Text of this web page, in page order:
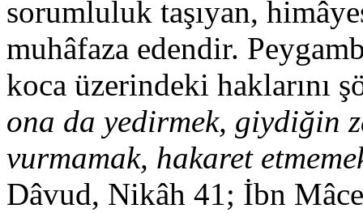
sorumluluk taşıyan,
muhâfaza edendir.
koca üzerindeki haklarını
ona da yedirmek, giydiğin
vurmamak, hakaret
Dâvud, Nikâh 41; İbn